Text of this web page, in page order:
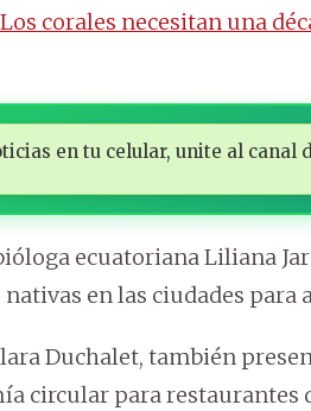
Los corales necesitan una
en tu celular, unite al canal
ecuatoriana Liliana
en las ciudades para
Duchalet, también
circular para restaurantes